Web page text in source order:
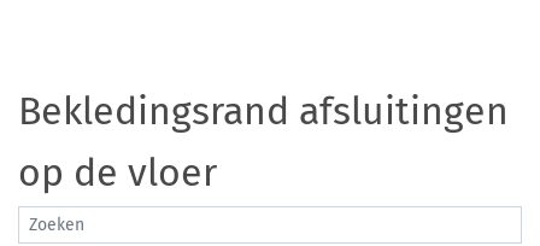
Bekledingsrand afsluitingen
op de vloer